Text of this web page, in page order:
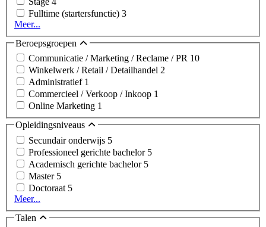
Fulltime (startersfunctie) 3
Meer...
Beroepsgroepen
Communicatie / Marketing / Reclame / PR 10
Winkelwerk / Retail / Detailhandel 2
Administratief 1
Commercieel / Verkoop / Inkoop 1
Online Marketing 1
Opleidingsniveaus
Secundair onderwijs 5
Professioneel gerichte bachelor 5
Academisch gerichte bachelor 5
Master 5
Doctoraat 5
Meer...
Talen